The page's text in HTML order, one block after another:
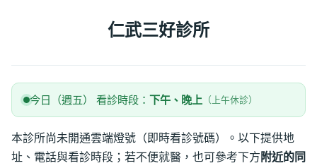
仁武三好診所
今日（週五） 看診時段： 下午、晚上 （上午休診）
本診所尚未開通雲端燈號（即時看診號碼）。以下提供地
址、電話與看診時段；若不便就醫，也可參考下方 附近的同